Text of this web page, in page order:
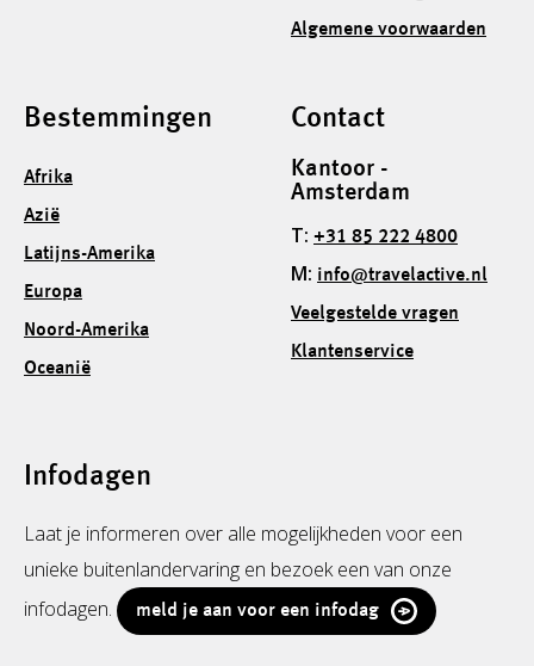
Algemene voorwaarden
Bestemmingen
Afrika
Azië
Latijns-Amerika
Europa
Noord-Amerika
Oceanië
Contact
Kantoor -
Amsterdam
T: +31 85 222 4800
M: info@travelactive.nl
Veelgestelde vragen
Klantenservice
Infodagen
Laat je informeren over alle mogelijkheden voor een
unieke buitenlandervaring en bezoek een van onze
infodagen.
meld je aan voor een infodag